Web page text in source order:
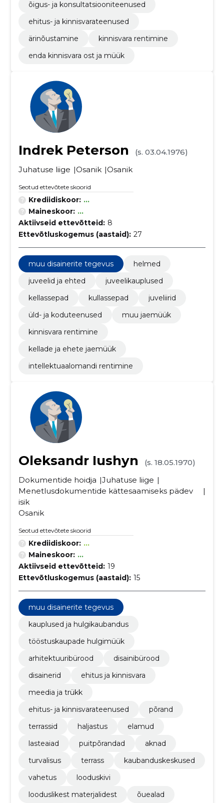
õigus- ja konsultatsiooniteenused
ehitus- ja kinnisvarateenused
ärinõustamine
kinnisvara rentimine
enda kinnisvara ost ja müük
Indrek Peterson
(s. 03.04.1976)
Juhatuse liige
Osanik Osanik
Seotud ettevõtete skoorid
Krediidiskoor: ...
Maineskoor: ...
Aktiivseid ettevõtteid: 8
Ettevõtluskogemus (aastaid): 27
muu disainerite tegevus
helmed
juveelid ja ehted
juveelikauplused
kellassepad
kullassepad
juveliirid
üld- ja koduteenused
muu jaemüük
kinnisvara rentimine
kellade ja ehete jaemüük
intellektuaalomandi rentimine
Oleksandr Iushyn
(s. 18.05.1970)
Dokumentide hoidja
Juhatuse liige
Menetlusdokumentide kättesaamiseks pädev
isik
Osanik
Seotud ettevõtete skoorid
Krediidiskoor: ...
Maineskoor: ...
Aktiivseid ettevõtteid: 19
Ettevõtluskogemus (aastaid): 15
muu disainerite tegevus
kauplused ja hulgikaubandus
tööstuskaupade hulgimüük
arhitektuuribürood
disainibürood
disainerid
ehitus ja kinnisvara
meedia ja trükk
ehitus- ja kinnisvarateenused
põrand
terrassid
haljastus
elamud
lasteaiad
puitpõrandad
aknad
turvalisus
terrass
kaubanduskeskused
vahetus
looduskivi
looduslikest materjalidest
õuealad